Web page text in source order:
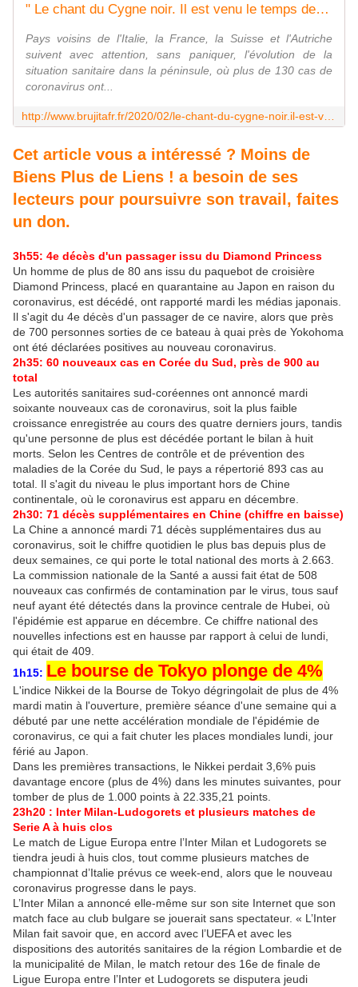
" Le chant du Cygne noir. Il est venu le temps de l'anticipation et de la préparation ! " L'édito de Charles SANNAT - MOINS de BIENS PLUS de LIENS
Pays voisins de l'Italie, la France, la Suisse et l'Autriche
suivent avec attention, sans paniquer, l'évolution de la
situation sanitaire dans la péninsule, où plus de 130 cas de
coronavirus ont...
Cet article vous a intéressé ? Moins de
Biens Plus de Liens ! a besoin de ses
lecteurs pour poursuivre son travail, faites
un don.
3h55: 4e décès d'un passager issu du Diamond Princess
Un homme de plus de 80 ans issu du paquebot de croisière
Diamond Princess, placé en quarantaine au Japon en raison du
coronavirus, est décédé, ont rapporté mardi les médias japonais.
Il s'agit du 4e décès d'un passager de ce navire, alors que près
de 700 personnes sorties de ce bateau à quai près de Yokohoma
ont été déclarées positives au nouveau coronavirus.
2h35: 60 nouveaux cas en Corée du Sud, près de 900 au
total
Les autorités sanitaires sud-coréennes ont annoncé mardi
soixante nouveaux cas de coronavirus, soit la plus faible
croissance enregistrée au cours des quatre derniers jours, tandis
qu'une personne de plus est décédée portant le bilan à huit
morts. Selon les Centres de contrôle et de prévention des
maladies de la Corée du Sud, le pays a répertorié 893 cas au
total. Il s'agit du niveau le plus important hors de Chine
continentale, où le coronavirus est apparu en décembre.
2h30: 71 décès supplémentaires en Chine (chiffre en baisse)
La Chine a annoncé mardi 71 décès supplémentaires dus au
coronavirus, soit le chiffre quotidien le plus bas depuis plus de
deux semaines, ce qui porte le total national des morts à 2.663.
La commission nationale de la Santé a aussi fait état de 508
nouveaux cas confirmés de contamination par le virus, tous sauf
neuf ayant été détectés dans la province centrale de Hubei, où
l'épidémie est apparue en décembre. Ce chiffre national des
nouvelles infections est en hausse par rapport à celui de lundi,
qui était de 409.
1h15: Le bourse de Tokyo plonge de 4%
L'indice Nikkei de la Bourse de Tokyo dégringolait de plus de 4%
mardi matin à l'ouverture, première séance d'une semaine qui a
débuté par une nette accélération mondiale de l'épidémie de
coronavirus, ce qui a fait chuter les places mondiales lundi, jour
férié au Japon.
Dans les premières transactions, le Nikkei perdait 3,6% puis
davantage encore (plus de 4%) dans les minutes suivantes, pour
tomber de plus de 1.000 points à 22.335,21 points.
23h20 : Inter Milan-Ludogorets et plusieurs matches de
Serie A à huis clos
Le match de Ligue Europa entre l’Inter Milan et Ludogorets se
tiendra jeudi à huis clos, tout comme plusieurs matches de
championnat d’Italie prévus ce week-end, alors que le nouveau
coronavirus progresse dans le pays.
L’Inter Milan a annoncé elle-même sur son site Internet que son
match face au club bulgare se jouerait sans spectateur. « L’Inter
Milan fait savoir que, en accord avec l’UEFA et avec les
dispositions des autorités sanitaires de la région Lombardie et de
la municipalité de Milan, le match retour des 16e de finale de
Ligue Europa entre l’Inter et Ludogorets se disputera jeudi